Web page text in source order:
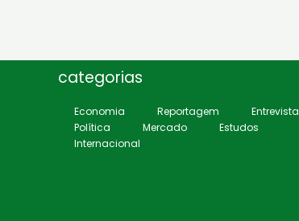
categorias
Economia Reportagem
Entrevista
Política
Mercado
Estudos
Internacional